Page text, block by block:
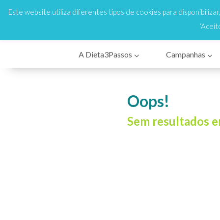
808 200 333
A Dieta3Passos Campanhas
Oops!
Sem resultados
Este website utiliza diferentes tipos de cookies para